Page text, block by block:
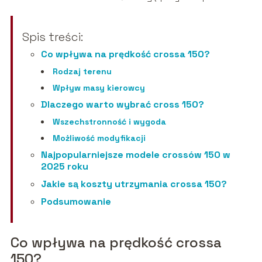
Spis treści:
Co wpływa na prędkość crossa 150?
Rodzaj terenu
Wpływ masy kierowcy
Dlaczego warto wybrać cross 150?
Wszechstronność i wygoda
Możliwość modyfikacji
Najpopularniejsze modele crossów 150 w
2025 roku
Jakie są koszty utrzymania crossa 150?
Podsumowanie
Co wpływa na prędkość crossa